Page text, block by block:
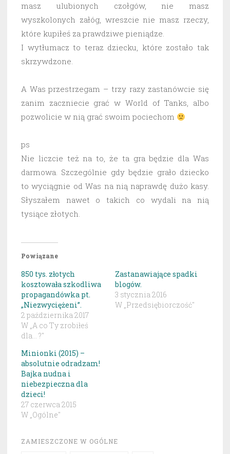
masz ulubionych czołgów, nie masz
wyszkolonych załóg, wreszcie nie masz rzeczy,
które kupiłeś za prawdziwe pieniądze.
I wytłumacz to teraz dziecku, które zostało tak
skrzywdzone.
A Was przestrzegam – trzy razy zastanówcie się
zanim zaczniecie grać w World of Tanks, albo
pozwolicie w nią grać swoim pociechom
ps
Nie liczcie też na to, że ta gra będzie dla Was
darmowa. Szczególnie gdy będzie grało dziecko
to wyciągnie od Was na nią naprawdę dużo kasy.
Słyszałem nawet o takich co wydali na nią
tysiące złotych.
Powiązane
850 tys. złotych
kosztowała szkodliwa
propagandówka pt.
„Niezwyciężeni”.
2 października 2017
W „A co Ty zrobiłeś
dla... ?"
Zastanawiające spadki
blogów.
3 stycznia 2016
W „Przedsiębiorczość"
Minionki (2015) –
absolutnie odradzam!
Bajka nudna i
niebezpieczna dla
dzieci!
27 czerwca 2015
W „Ogólne"
ZAMIESZCZONE W OGÓLNE